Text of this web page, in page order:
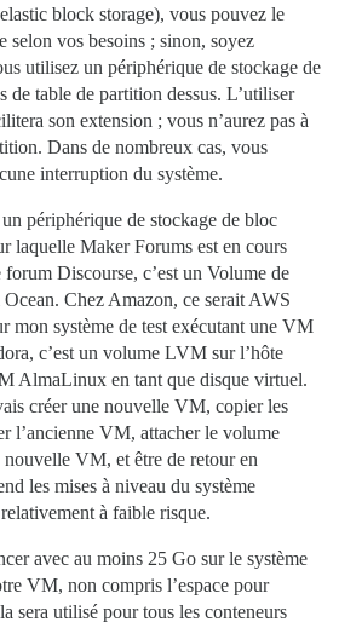
block storage), vous pouvez le
selon vos besoins ; sinon, soyez
utilisez un périphérique de stockage de
de table de partition dessus. L’utiliser
son extension ; vous n’aurez pas à
Dans de nombreux cas, vous
interruption du système.
périphérique de stockage de bloc
laquelle Maker Forums est en cours
Discourse, c’est un Volume de
Chez Amazon, ce serait AWS
mon système de test exécutant une VM
c’est un volume LVM sur l’hôte
AlmaLinux en tant que disque virtuel.
créer une nouvelle VM, copier les
l’ancienne VM, attacher le volume
nouvelle VM, et être de retour en
les mises à niveau du système
à faible risque.
avec au moins 25 Go sur le système
VM, non compris l’espace pour
sera utilisé pour tous les conteneurs